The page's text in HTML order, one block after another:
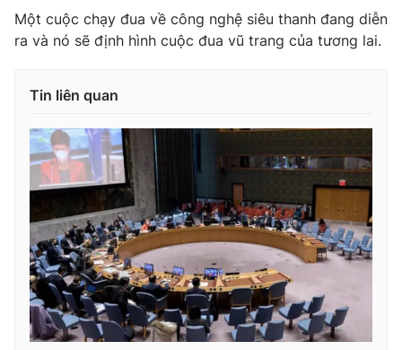
Một cuộc chạy đua về công nghệ siêu thanh đang diễn
ra và nó sẽ định hình cuộc đua vũ trang của tương lai.
Tin liên quan